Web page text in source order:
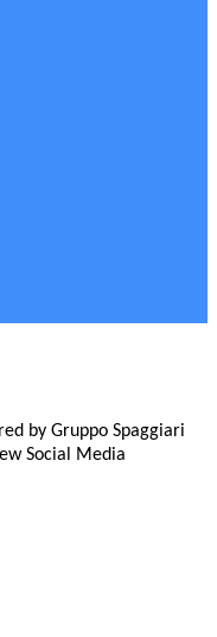
by Gruppo Spaggiari
Social Media